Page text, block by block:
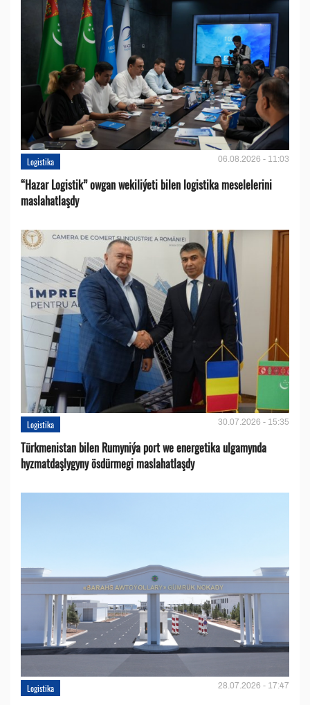
Logistika 06.08.2026 - 11:03
“Hazar Logistik” owgan wekiliýeti bilen logistika meselelerini
maslahatlaşdy
Logistika 30.07.2026 - 15:35
Türkmenistan bilen Rumyniýa port we energetika ulgamynda
hyzmatdaşlygyny ösdürmegi maslahatlaşdy
Logistika 28.07.2026 - 17:47